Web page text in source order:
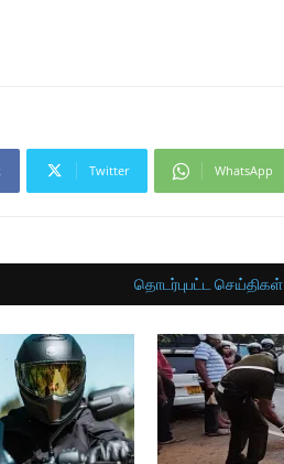
Twitter WhatsApp
தொடர்புபட்ட செய்திகள்